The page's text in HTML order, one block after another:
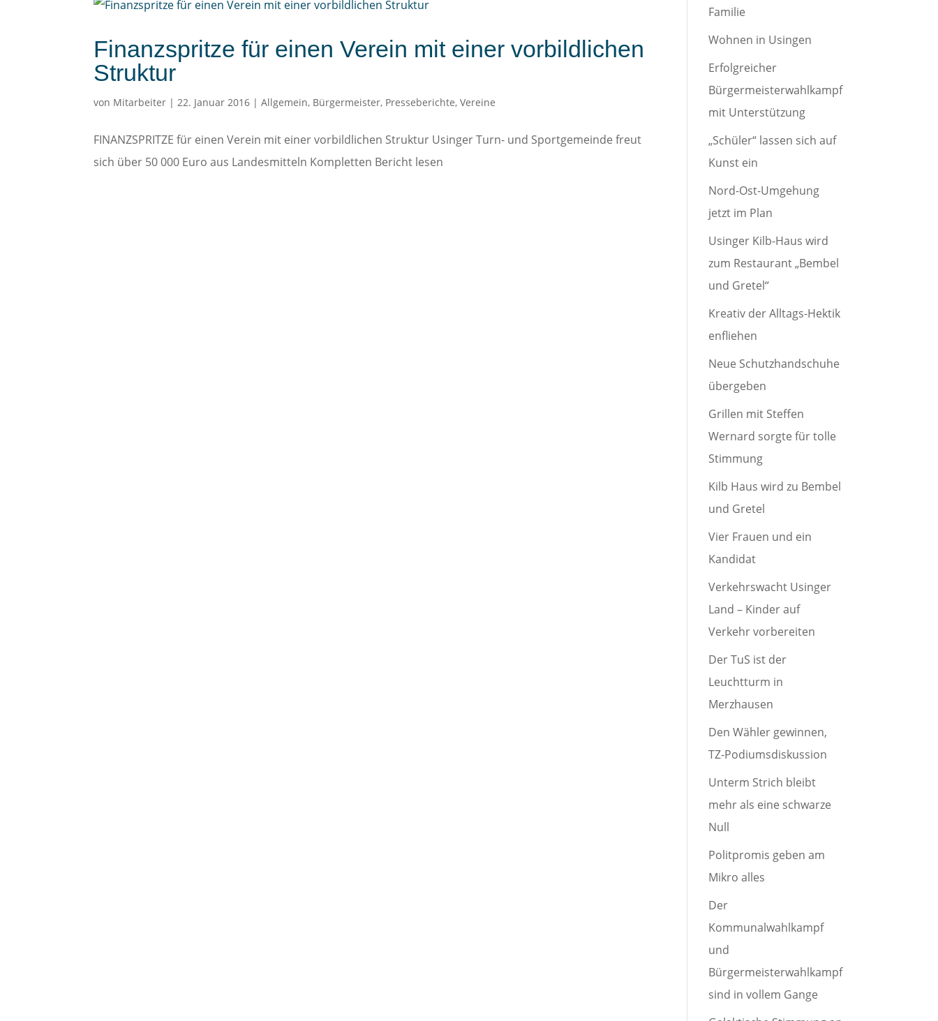
Finanzspritze für einen Verein mit einer vorbildlichen
Struktur
von Mitarbeiter |22. Januar 2016 |Allgemein, Bürgermeister, Presseberichte,Vereine
FINANZSPRITZE für einen Verein mit einer vorbildlichen Struktur Usinger Turn- und Sportgemeinde freut
sich über 50 000 Euro aus Landesmitteln Kompletten Bericht lesen
Familie
Wohnen in Usingen
Erfolgreicher
Bürgermeisterwahlkampf
mit Unterstützung
„Schüler“ lassen sich auf
Kunst ein
Nord-Ost-Umgehung
jetzt im Plan
Usinger Kilb-Haus wird
zum Restaurant „Bembel
und Gretel“
Kreativ der Alltags-Hektik
enfliehen
Neue Schutzhandschuhe
übergeben
Grillen mit Steffen
Wernard sorgte für tolle
Stimmung
Kilb Haus wird zu Bembel
und Gretel
Vier Frauen und ein
Kandidat
Verkehrswacht Usinger
Land – Kinder auf
Verkehr vorbereiten
Der TuS ist der
Leuchtturm in
Merzhausen
Den Wähler gewinnen,
TZ-Podiumsdiskussion
Unterm Strich bleibt
mehr als eine schwarze
Null
Politpromis geben am
Mikro alles
Der
Kommunalwahlkampf
und
Bürgermeisterwahlkampf
sind in vollem Gange